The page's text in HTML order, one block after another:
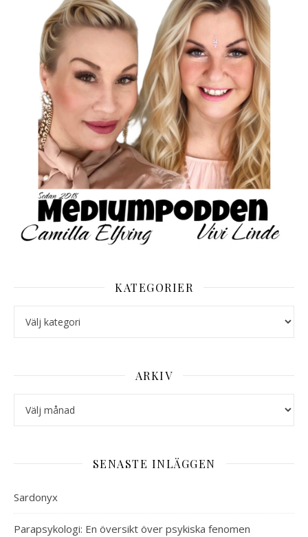
KATEGORIER
ARKIV
SENASTE INLÄGGEN
Sardonyx
Parapsykologi: En översikt över psykiska fenomen